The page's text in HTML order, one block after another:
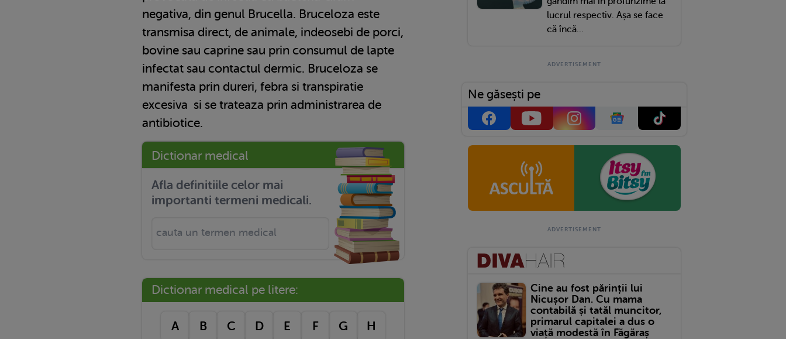
negativa, din genul Brucella. Bruceloza este
transmisa direct, de animale, indeosebi de porci,
bovine sau caprine sau prin consumul de lapte
infectat sau contactul dermic. Bruceloza se
manifesta prin dureri, febra si transpiratie
excesiva si se trateaza prin administrarea de
antibiotice.
Dictionar medical
Afla definitiile celor mai
importanti termeni medicali.
Dictionar medical pe litere:
A B C D E F G H
lucrul respectiv. Așa se face
că încă...
Ne găsești pe
Cine au fost părinții lui
Nicușor Dan. Cu mama
contabilă și tatăl muncitor,
primarul capitalei a dus o
viață modestă în Făgăraș